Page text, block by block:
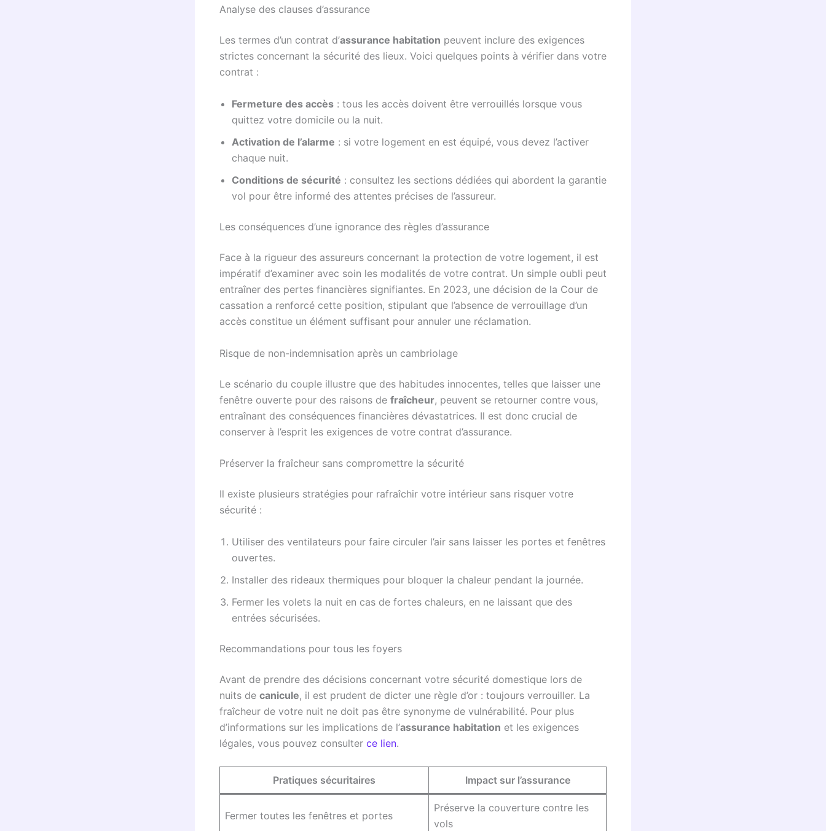
Analyse des clauses d’assurance
Les termes d’un contrat d’assurance habitation peuvent inclure des exigences
strictes concernant la sécurité des lieux. Voici quelques points à vérifier dans votre
contrat :
Fermeture des accès : tous les accès doivent être verrouillés lorsque vous
quittez votre domicile ou la nuit.
Activation de l’alarme : si votre logement en est équipé, vous devez l’activer
chaque nuit.
Conditions de sécurité : consultez les sections dédiées qui abordent la garantie
vol pour être informé des attentes précises de l’assureur.
Les conséquences d’une ignorance des règles d’assurance
Face à la rigueur des assureurs concernant la protection de votre logement, il est
impératif d’examiner avec soin les modalités de votre contrat. Un simple oubli peut
entraîner des pertes financières signifiantes. En 2023, une décision de la Cour de
cassation a renforcé cette position, stipulant que l’absence de verrouillage d’un
accès constitue un élément suffisant pour annuler une réclamation.
Risque de non-indemnisation après un cambriolage
Le scénario du couple illustre que des habitudes innocentes, telles que laisser une
fenêtre ouverte pour des raisons de fraîcheur, peuvent se retourner contre vous,
entraînant des conséquences financières dévastatrices. Il est donc crucial de
conserver à l’esprit les exigences de votre contrat d’assurance.
Préserver la fraîcheur sans compromettre la sécurité
Il existe plusieurs stratégies pour rafraîchir votre intérieur sans risquer votre
sécurité :
Utiliser des ventilateurs pour faire circuler l’air sans laisser les portes et fenêtres
ouvertes.
Installer des rideaux thermiques pour bloquer la chaleur pendant la journée.
Fermer les volets la nuit en cas de fortes chaleurs, en ne laissant que des
entrées sécurisées.
Recommandations pour tous les foyers
Avant de prendre des décisions concernant votre sécurité domestique lors de
nuits de canicule, il est prudent de dicter une règle d’or : toujours verrouiller. La
fraîcheur de votre nuit ne doit pas être synonyme de vulnérabilité. Pour plus
d’informations sur les implications de l’assurance habitation et les exigences
légales, vous pouvez consulter ce lien.
Pratiques sécuritaires Impact sur l’assurance
Fermer toutes les fenêtres et portes
Préserve la couverture contre les
vols